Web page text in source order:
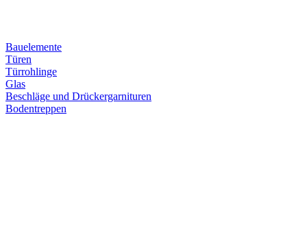
Bauelemente
Türen
Türrohlinge
Glas
Beschläge und Drückergarnituren
Bodentreppen